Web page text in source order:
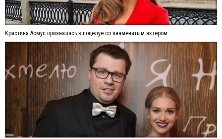
Кристина Асмус призналась в поцелуе со знаменитым актером